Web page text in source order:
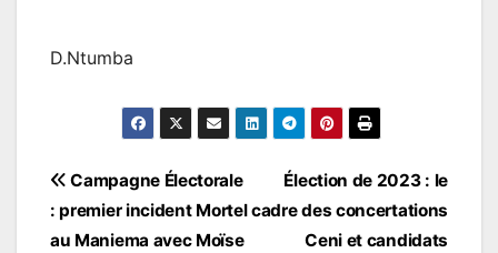
D.Ntumba
Navigation
de
Élection de 2023 : le
cadre des concertations
Ceni et candidats
Campagne Électorale
: premier incident Mortel
au Maniema avec Moïse